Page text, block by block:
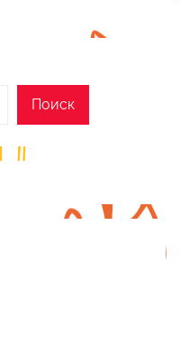
Поиск